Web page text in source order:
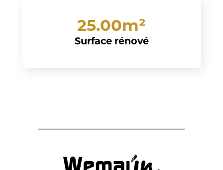
25.00m²
Surface rénové